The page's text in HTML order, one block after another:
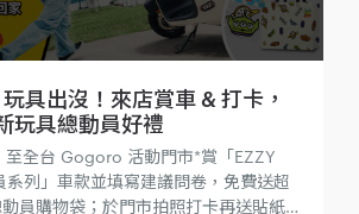
具出沒！來店賞車 & 打卡，
玩具總動員好禮
全台 Gogoro 活動門市*賞「EZZY
列」車款並填寫建議問卷，免費送超
員購物袋；於門市拍照打卡再送貼紙